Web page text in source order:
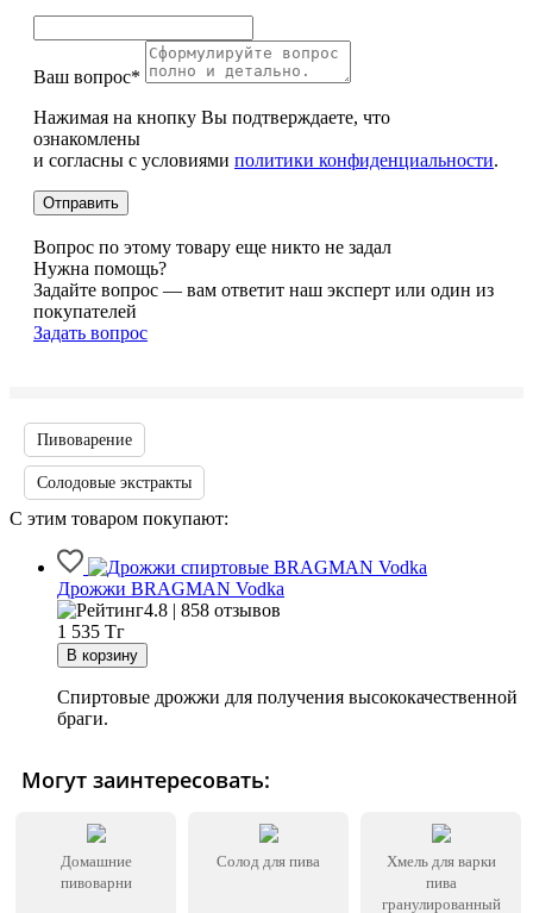
Ваш вопрос*
Нажимая на кнопку Вы подтверждаете, что
ознакомлены
и согласны с условиями политики конфиденциальности.
Вопрос по этому товару еще никто не задал
Нужна помощь?
Задайте вопрос — вам ответит наш эксперт или один из
покупателей
Задать вопрос
Пивоварение
Солодовые экстракты
С этим товаром покупают:
Дрожжи BRAGMAN Vodka
4.8 | 858 отзывов
1 535 Тг
Спиртовые дрожжи для получения высококачественной
браги.
Могут заинтересовать:
Домашние
пивоварни
Солод для пива
Хмель для варки
пива
гранулированный